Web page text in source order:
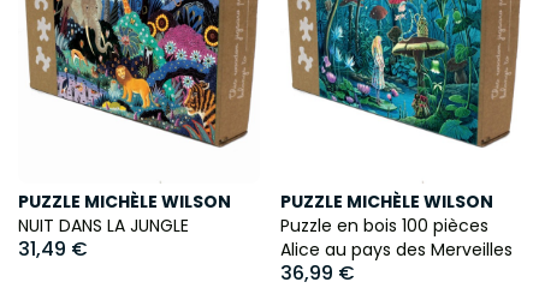
PUZZLE MICHÈLE WILSON
NUIT DANS LA JUNGLE
31,49 €
PUZZLE MICHÈLE WILSON
Puzzle en bois 100 pièces
Alice au pays des Merveilles
36,99 €